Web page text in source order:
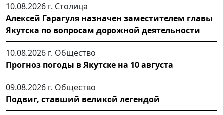
10.08.2026 г. Столица
Алексей Гарагуля назначен заместителем главы
Якутска по вопросам дорожной деятельности
10.08.2026 г. Общество
Прогноз погоды в Якутске на 10 августа
09.08.2026 г. Общество
Подвиг, ставший великой легендой